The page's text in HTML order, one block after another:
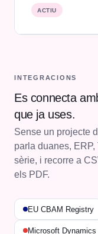
ACTIU
INTEGRACIONS
Es connecta
que ja uses.
Sense un projecte
parla duanes,
sèrie, i recorre a
els PDF.
EU CBAM Registry
Microsoft Dynamics